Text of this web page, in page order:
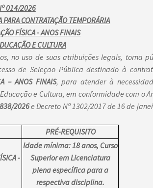
014/2026
CONTRATAÇÃO TEMPORÁRIA
FÍSICA - ANOS FINAIS
E CULTURA
no uso de suas atribuições legais, torna
de Seleção Pública destinado à
– ANOS FINAIS, para atender à
e Cultura, em conformidade com o
2026e Decreto Nº 1302/2017 de 16 de
PRÉ-REQUISITO
-
Idade mínima: 18 anos, Curso
Superior em Licenciatura
plena específica para a
respectiva disciplina.